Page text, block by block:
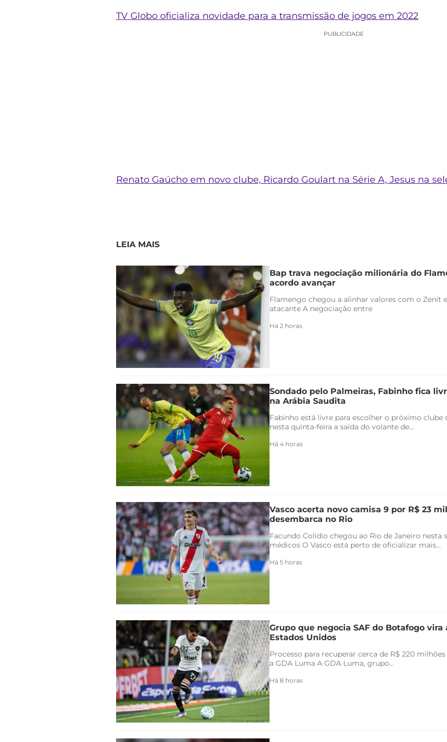
TV Globo oficializa novidade para a transmissão de jogos em 2022
PUBLICIDADE
Renato Gaúcho em novo clube, Ricardo Goulart na Série A, Jesus na
LEIA MAIS
Bap trava negociação milionária do
acordo avançar
Flamengo chegou a alinhar valores com o Zenit
atacante A negociação entre
Há 2 horas
Sondado pelo Palmeiras, Fabinho fica
na Arábia Saudita
Fabinho está livre para escolher o próximo
nesta quinta-feira a saída do volante de...
Há 4 horas
Vasco acerta novo camisa 9 por R$ 23
desembarca no Rio
Facundo Colidio chegou ao Rio de Janeiro nesta
médicos O Vasco está perto de oficializar mais...
Há 5 horas
Grupo que negocia SAF do Botafogo
Estados Unidos
Processo para recuperar cerca de R$ 220
a GDA Luma A GDA Luma, grupo...
Há 8 horas